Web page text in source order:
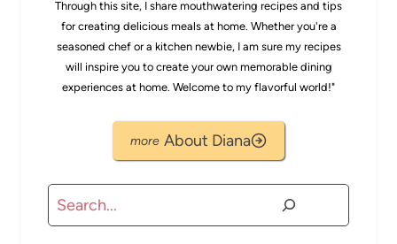
Through this site, I share mouthwatering recipes and tips
for creating delicious meals at home. Whether you're a
seasoned chef or a kitchen newbie, I am sure my recipes
will inspire you to create your own memorable dining
experiences at home. Welcome to my flavorful world!"
About Diana
Buscar